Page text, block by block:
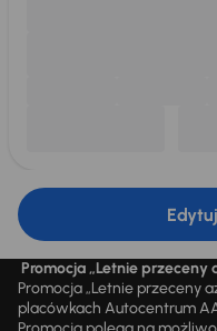
Promocja „Letnie przeceny
Promocja „Letnie przeceny
placówkach Autocentrum